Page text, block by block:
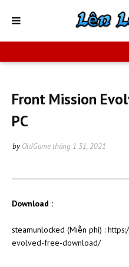
Front Mission
PC
by OldGame tháng 1 31, 2021
Download :
steamunlocked (Miễn phí) :
evolved-free-download/